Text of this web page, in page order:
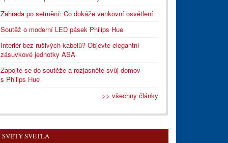
Zahrada po setmění: Co dokáže venkovní osvětlení
Soutěž o moderní LED pásek Philips Hue
Interiér bez rušivých kabelů? Objevte elegantní
zásuvkové jednotky ASA
Zapojte se do soutěže a rozjasněte svůj domov
s Philips Hue
>> všechny články
SVĚTY SVĚTLA